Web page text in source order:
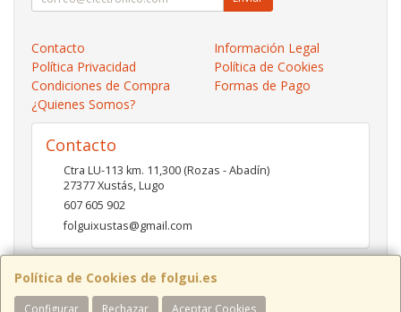
Política de Cookies de folgui.es
Configurar Rechazar Aceptar Cookies
Contacto
Información Legal
Política Privacidad
Política de Cookies
Condiciones de Compra
Formas de Pago
¿Quienes Somos?
Contacto
Ctra LU-113 km. 11,300 (Rozas - Abadín)
27377Xustás,Lugo
607 605 902
folguixustas@gmail.com
Horario